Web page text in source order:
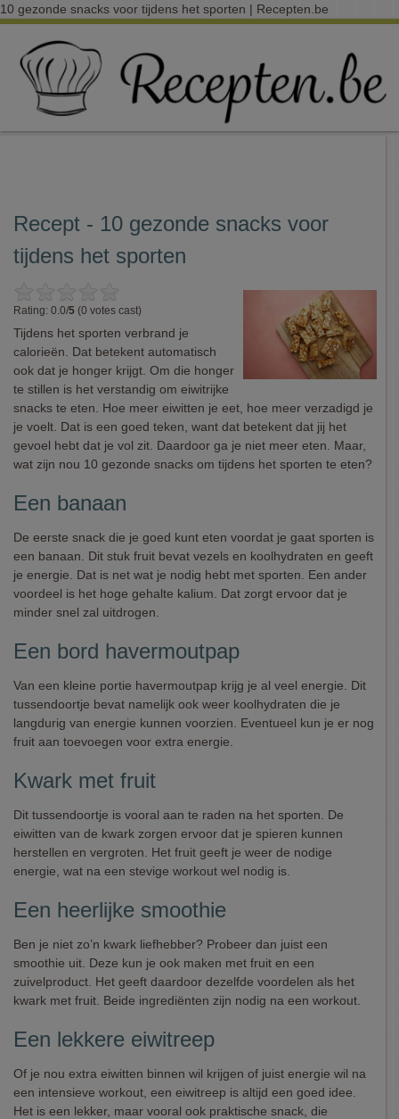
10 gezonde snacks voor tijdens het sporten | Recepten.be
Recept - 10 gezonde snacks voor
tijdens het sporten
Rating: 0.0/5 (0 votes cast)
Tijdens het sporten verbrand je
calorieën. Dat betekent automatisch
ook dat je honger krijgt. Om die honger
te stillen is het verstandig om eiwitrijke
snacks te eten. Hoe meer eiwitten je eet, hoe meer verzadigd je
je voelt. Dat is een goed teken, want dat betekent dat jij het
gevoel hebt dat je vol zit. Daardoor ga je niet meer eten. Maar,
wat zijn nou 10 gezonde snacks om tijdens het sporten te eten?
Een banaan
De eerste snack die je goed kunt eten voordat je gaat sporten is
een banaan. Dit stuk fruit bevat vezels en koolhydraten en geeft
je energie. Dat is net wat je nodig hebt met sporten. Een ander
voordeel is het hoge gehalte kalium. Dat zorgt ervoor dat je
minder snel zal uitdrogen.
Een bord havermoutpap
Van een kleine portie havermoutpap krijg je al veel energie. Dit
tussendoortje bevat namelijk ook weer koolhydraten die je
langdurig van energie kunnen voorzien. Eventueel kun je er nog
fruit aan toevoegen voor extra energie.
Kwark met fruit
Dit tussendoortje is vooral aan te raden na het sporten. De
eiwitten van de kwark zorgen ervoor dat je spieren kunnen
herstellen en vergroten. Het fruit geeft je weer de nodige
energie, wat na een stevige workout wel nodig is.
Een heerlijke smoothie
Ben je niet zo’n kwark liefhebber? Probeer dan juist een
smoothie uit. Deze kun je ook maken met fruit en een
zuivelproduct. Het geeft daardoor dezelfde voordelen als het
kwark met fruit. Beide ingrediënten zijn nodig na een workout.
Een lekkere eiwitreep
Of je nou extra eiwitten binnen wil krijgen of juist energie wil na
een intensieve workout, een eiwitreep is altijd een goed idee.
Het is een lekker, maar vooral ook praktische snack, die